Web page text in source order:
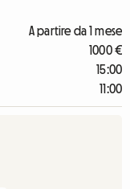
A partire da 1 mese
1000 €
15:00
11:00